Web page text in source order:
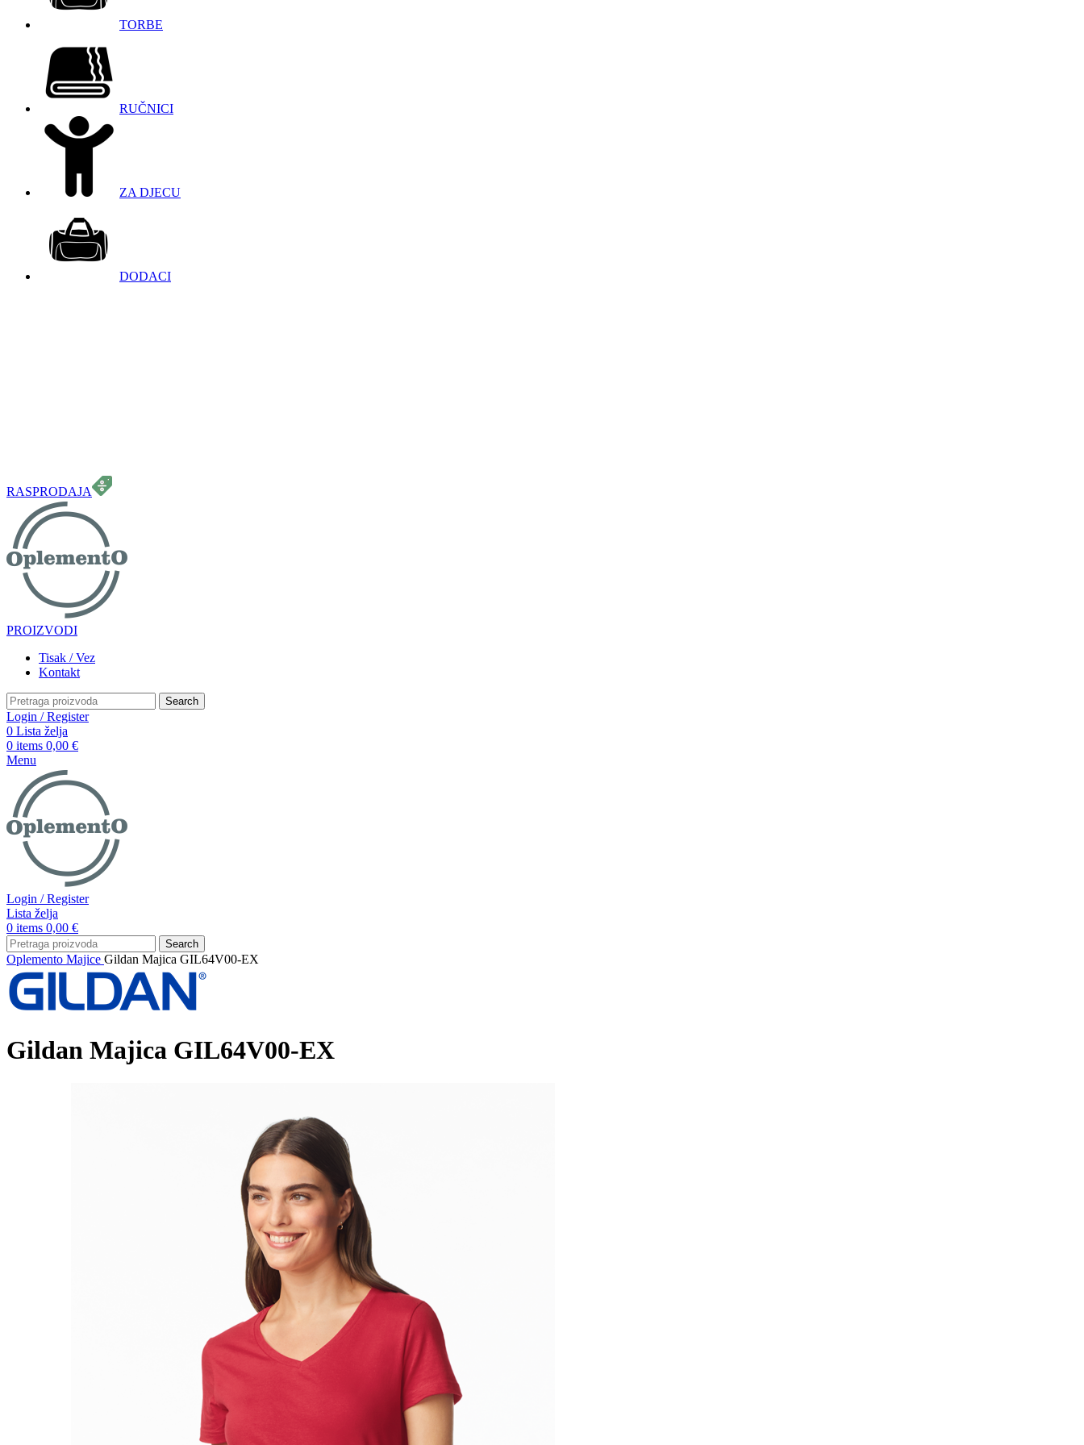
TORBE
RUČNICI
ZA DJECU
DODACI
RASPRODAJA
PROIZVODI
Tisak / Vez
Kontakt
Search
Login / Register
0 Lista želja
0 items 0,00 €
Menu
Login / Register
Lista želja
0 items 0,00 €
Search
Oplemento Majice Gildan Majica GIL64V00-EX
Gildan Majica GIL64V00-EX